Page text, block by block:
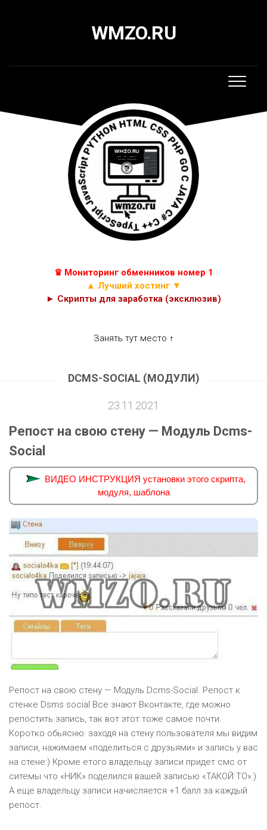
WMZO.RU
♛ Мониторинг обменников номер 1
▲ Лучший хостинг ▼
► Скрипты для заработка (эксклюзив)
Занять тут место ↑
DCMS-SOCIAL (МОДУЛИ)
23.11.2021
Репост на свою стену — Модуль Dcms-
Social
ВИДЕО ИНСТРУКЦИЯ установки этого скрипта,
модуля, шаблона
Репост на свою стену — Модуль Dcms-Social. Репост к
стенке Dsms social Все знают Вконтакте, где можно
репостить запись, так вот этот тоже самое почти.
Коротко обьясню: заходя на стену пользователя мы видим
записи, нажимаем «поделиться с друзьями» и запись у вас
на стене:) Кроме етого владельцу записи придет смс от
ситемы что «НИК» поделился вашей записью «ТАКОЙ ТО»:)
А еще владельцу записи начисляется +1 балл за каждый
репост.